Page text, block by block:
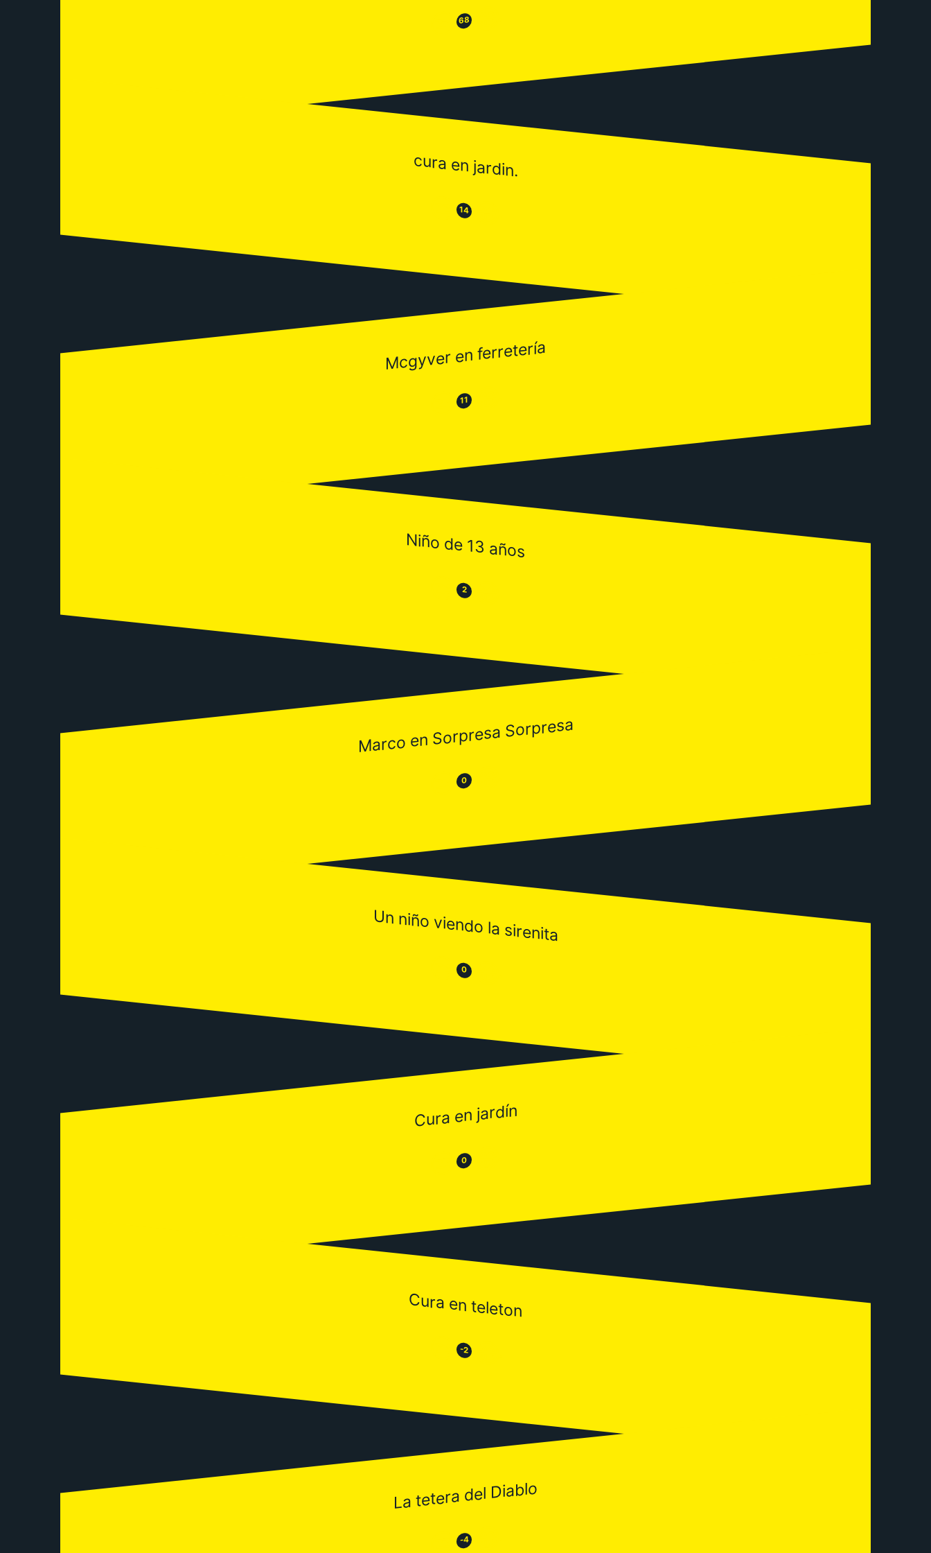
😒68 😂
cura en jardin.
😒 14 😂
Mcgyver en ferretería
😒 11 😂
Niño de 13 años
😒 2 😂
Marco en Sorpresa Sorpresa
😒 0 😂
Un niño viendo la sirenita
😒 0 😂
Cura en jardín
😒 0 😂
Cura en teleton
😒 -2 😂
La tetera del Diablo
😒 -4 😂